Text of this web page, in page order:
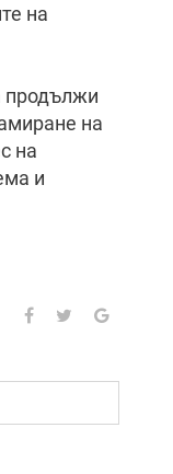
на
продължи
на
на
и